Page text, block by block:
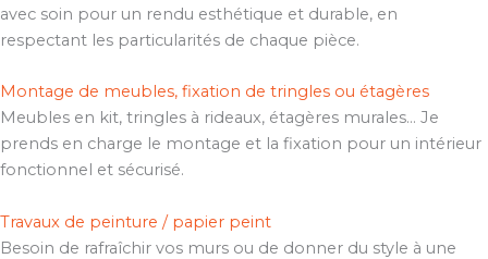
avec soin pour un rendu esthétique et durable, en
respectant les particularités de chaque pièce.
Montage de meubles, fixation de tringles ou étagères
Meubles en kit, tringles à rideaux, étagères murales… Je
prends en charge le montage et la fixation pour un intérieur
fonctionnel et sécurisé.
Travaux de peinture / papier peint
Besoin de rafraîchir vos murs ou de donner du style à une